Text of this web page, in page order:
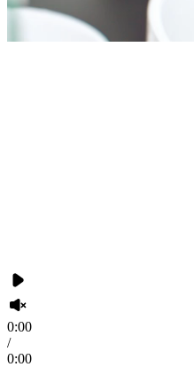
0:00
/
0:00